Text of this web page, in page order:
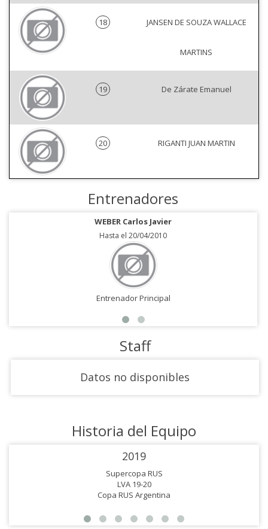
18 JANSEN DE SOUZA WALLACE
MARTINS
19 De Zárate Emanuel
20 RIGANTI JUAN MARTIN
Entrenadores
WEBER Carlos Javier
Hasta el 20/04/2010
Entrenador Principal
Staff
Datos no disponibles
Historia del Equipo
2019
Supercopa RUS
LVA 19-20
Copa RUS Argentina